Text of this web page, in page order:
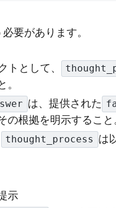
要があります。
トとして、
は、提供された
の根拠を明示すること
thought_process は
示